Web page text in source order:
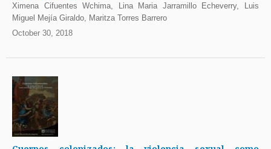
Ximena Cifuentes Wchima, Lina Maria Jarramillo Echeverry, Luis
Miguel Mejía Giraldo, Maritza Torres Barrero
October 30, 2018